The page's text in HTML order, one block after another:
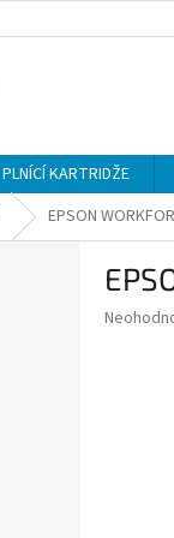
PLNÍCÍ KARTRIDŽE
EPSON
Průměrné